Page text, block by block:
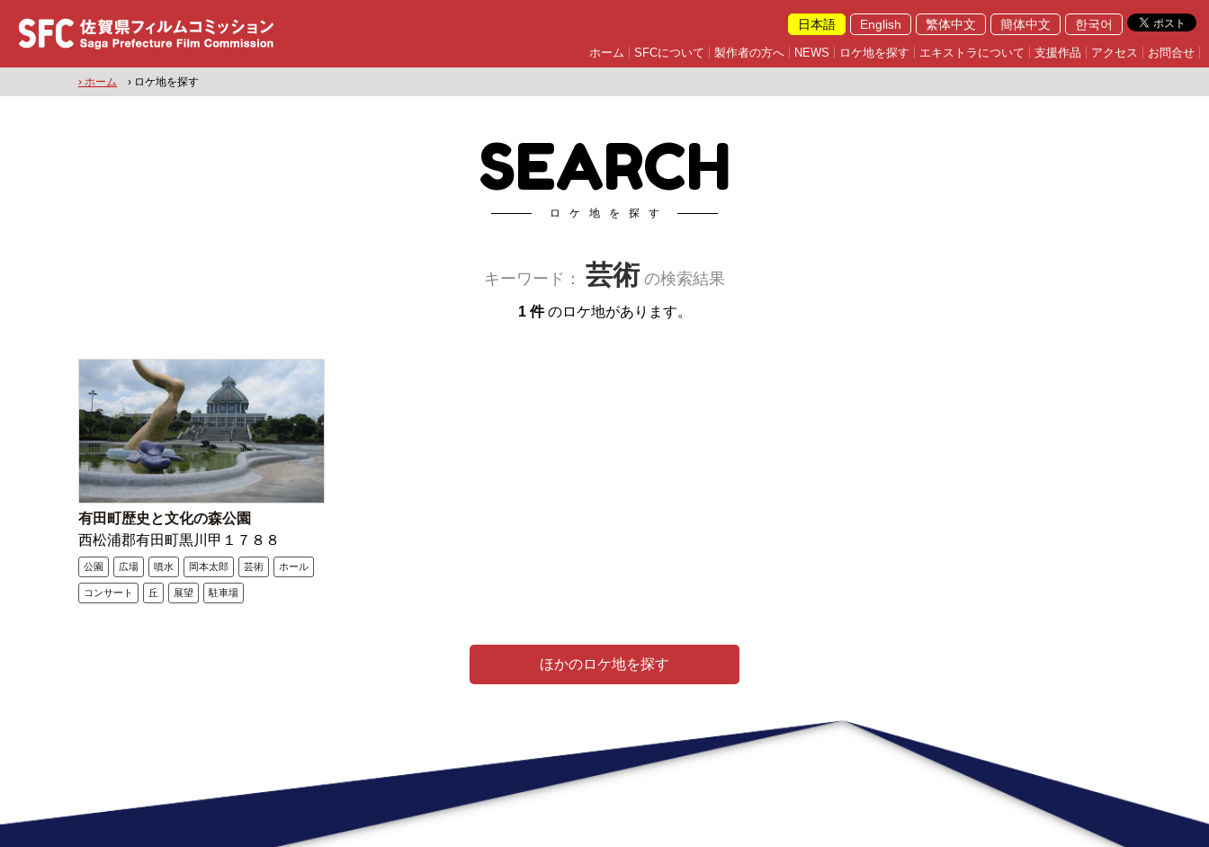
日本語 English 繁体中文 簡体中文 한국어
ホーム SFCについて 製作者の方へ NEWS ロケ地を探す エキストラについて 支援作品 アクセス お問合せ
› ホーム › ロケ地を探す
SEARCH
ロケ地を探す
キーワード： 芸術 の検索結果
1 件のロケ地があります。
有田町歴史と文化の森公園
西松浦郡有田町黒川甲１７８８
公園 広場 噴水 岡本太郎 芸術 ホール
コンサート 丘 展望 駐車場
ほかのロケ地を探す